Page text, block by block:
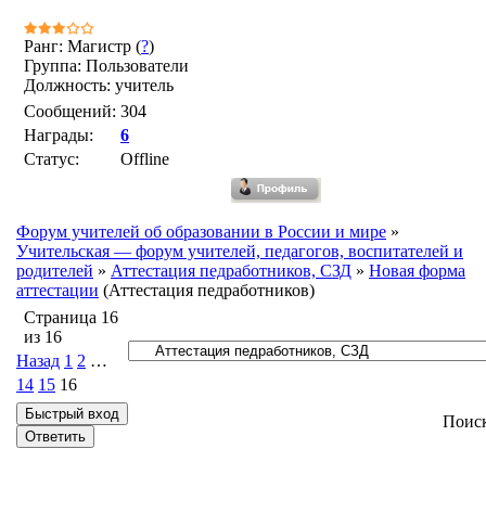
Ранг: Магистр (?)
Группа: Пользователи
Должность: учитель
Сообщений: 304
Награды:
6
Статус:
Offline
Форум учителей об образовании в России и мире »
Учительская — форум учителей, педагогов, воспитателей и
родителей » Аттестация педработников, СЗД » Новая форма
аттестации (Аттестация педработников)
Страница 16
из 16
Назад 1 2 …
14 15 16